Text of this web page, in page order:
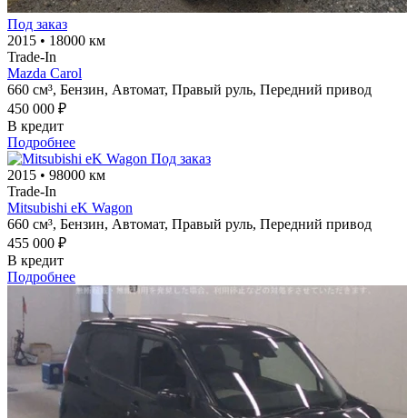
Под заказ
2015 • 18000 км
Trade-In
Mazda Carol
660 см³, Бензин, Автомат, Правый руль, Передний привод
450 000 ₽
В кредит
Подробнее
Под заказ
2015 • 98000 км
Trade-In
Mitsubishi eK Wagon
660 см³, Бензин, Автомат, Правый руль, Передний привод
455 000 ₽
В кредит
Подробнее